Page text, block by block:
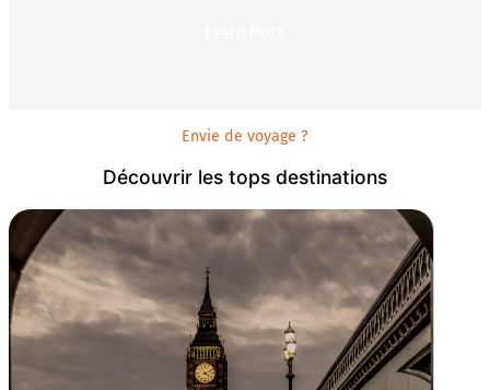
Envie de voyage ?
Découvrir les tops destinations